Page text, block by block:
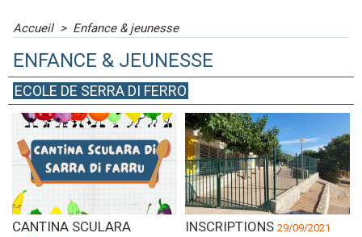
Accueil > Enfance & jeunesse
ENFANCE & JEUNESSE
ECOLE DE SERRA DI FERRO
CANTINA SCULARA INSCRIPTIONS 29/09/2021